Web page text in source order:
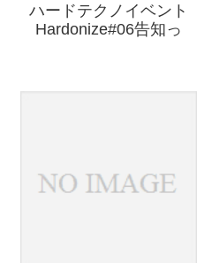
ハードテクノイベント
Hardonize#06告知っ